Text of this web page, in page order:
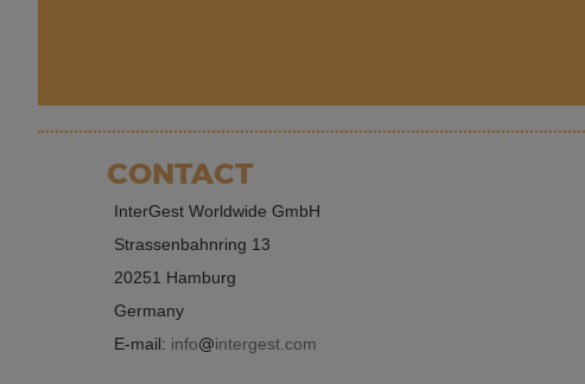
CONTACT
InterGest Worldwide GmbH
Strassenbahnring 13
20251 Hamburg
Germany
E-mail: info intergest.com